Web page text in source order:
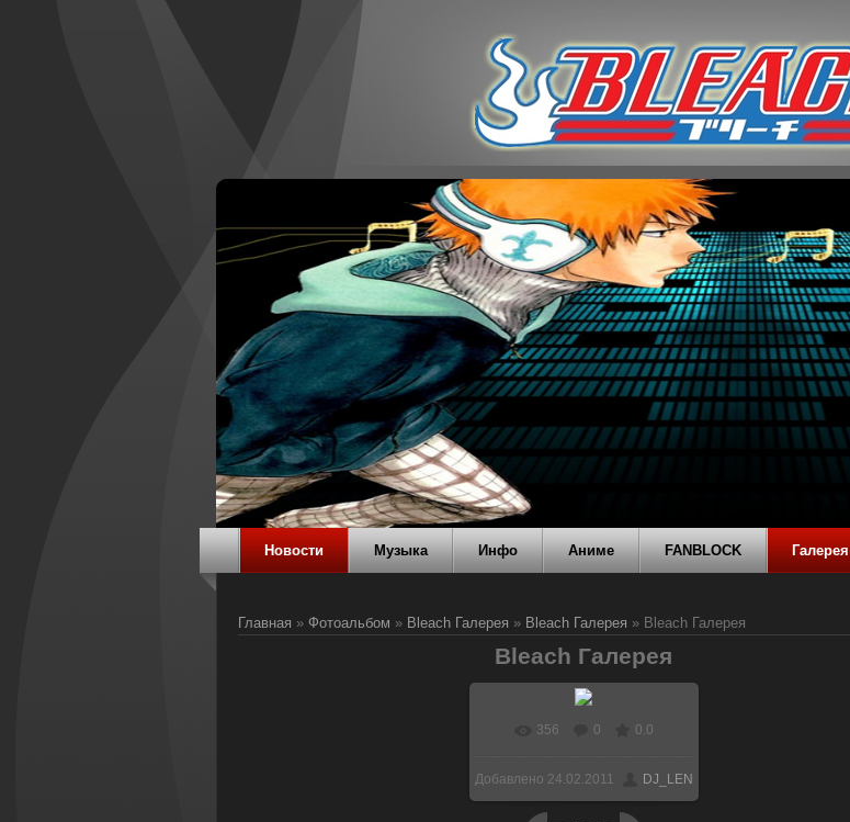
Новости Музыка Инфо Аниме FANBLOCK Галерея
Главная » Фотоальбом » Bleach Галерея » Bleach Галерея » Bleach Галерея
Bleach Галерея
В реальном размере
1024x768/ 116.8Kb
356 0 0.0
Добавлено 24.02.2011 DJ_LEN